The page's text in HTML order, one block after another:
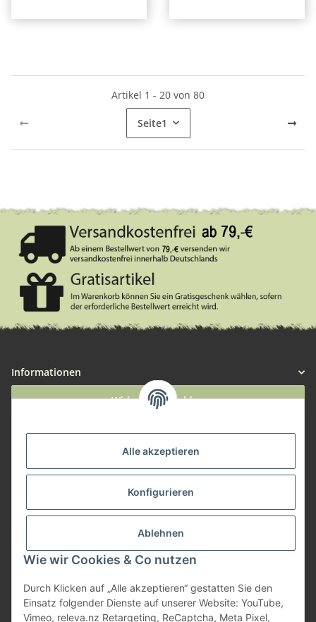
Alle akzeptieren
Konfigurieren
Ablehnen
Wie wir Cookies & Co nutzen
Durch Klicken auf „Alle akzeptieren“ gestatten Sie den
Einsatz folgender Dienste auf unserer Website: YouTube,
Vimeo, releva.nz Retargeting, ReCaptcha, Meta Pixel,
Artikel 1 - 20 von 80
Seite1
Informationen
Widerruf anmelden
Zahlungsmöglichkeiten